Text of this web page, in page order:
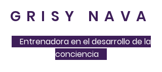
GRISY NAVA
Entrenadora en el desarrollo de la
conciencia